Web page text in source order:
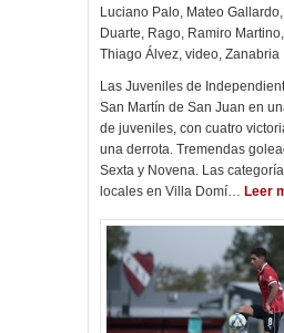
Luciano Palo, Mateo Gallardo,
Duarte, Rago, Ramiro Martino,
Thiago Álvez, video, Zanabria
Las Juveniles de
San Martín de San Juan en
de juveniles, con cuatro
una derrota. Tremendas
Sexta y Novena. Las
locales en Villa Domí… Leer